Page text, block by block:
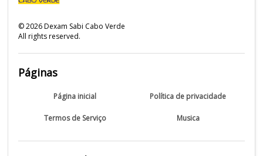
©2026Dexam Sabi Cabo Verde
All rights reserved.
Páginas
Página inicial Política de privacidade
Termos de Serviço Musica